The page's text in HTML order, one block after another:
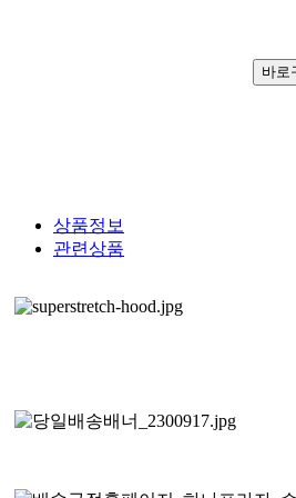
상품정보
관련상품